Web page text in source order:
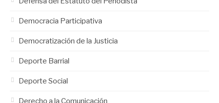
Democracia Participativa
Democratización de la Justicia
Deporte Barrial
Deporte Social
Derecho a la Comunicación